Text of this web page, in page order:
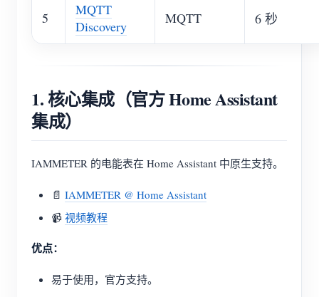
5
MQTT
Discovery
MQTT 6 秒
1. 核心集成（官方 Home Assistant
集成）
IAMMETER 的电能表在 Home Assistant 中原生支持。
📄 IAMMETER @ Home Assistant
📹 视频教程
优点：
易于使用，官方支持。